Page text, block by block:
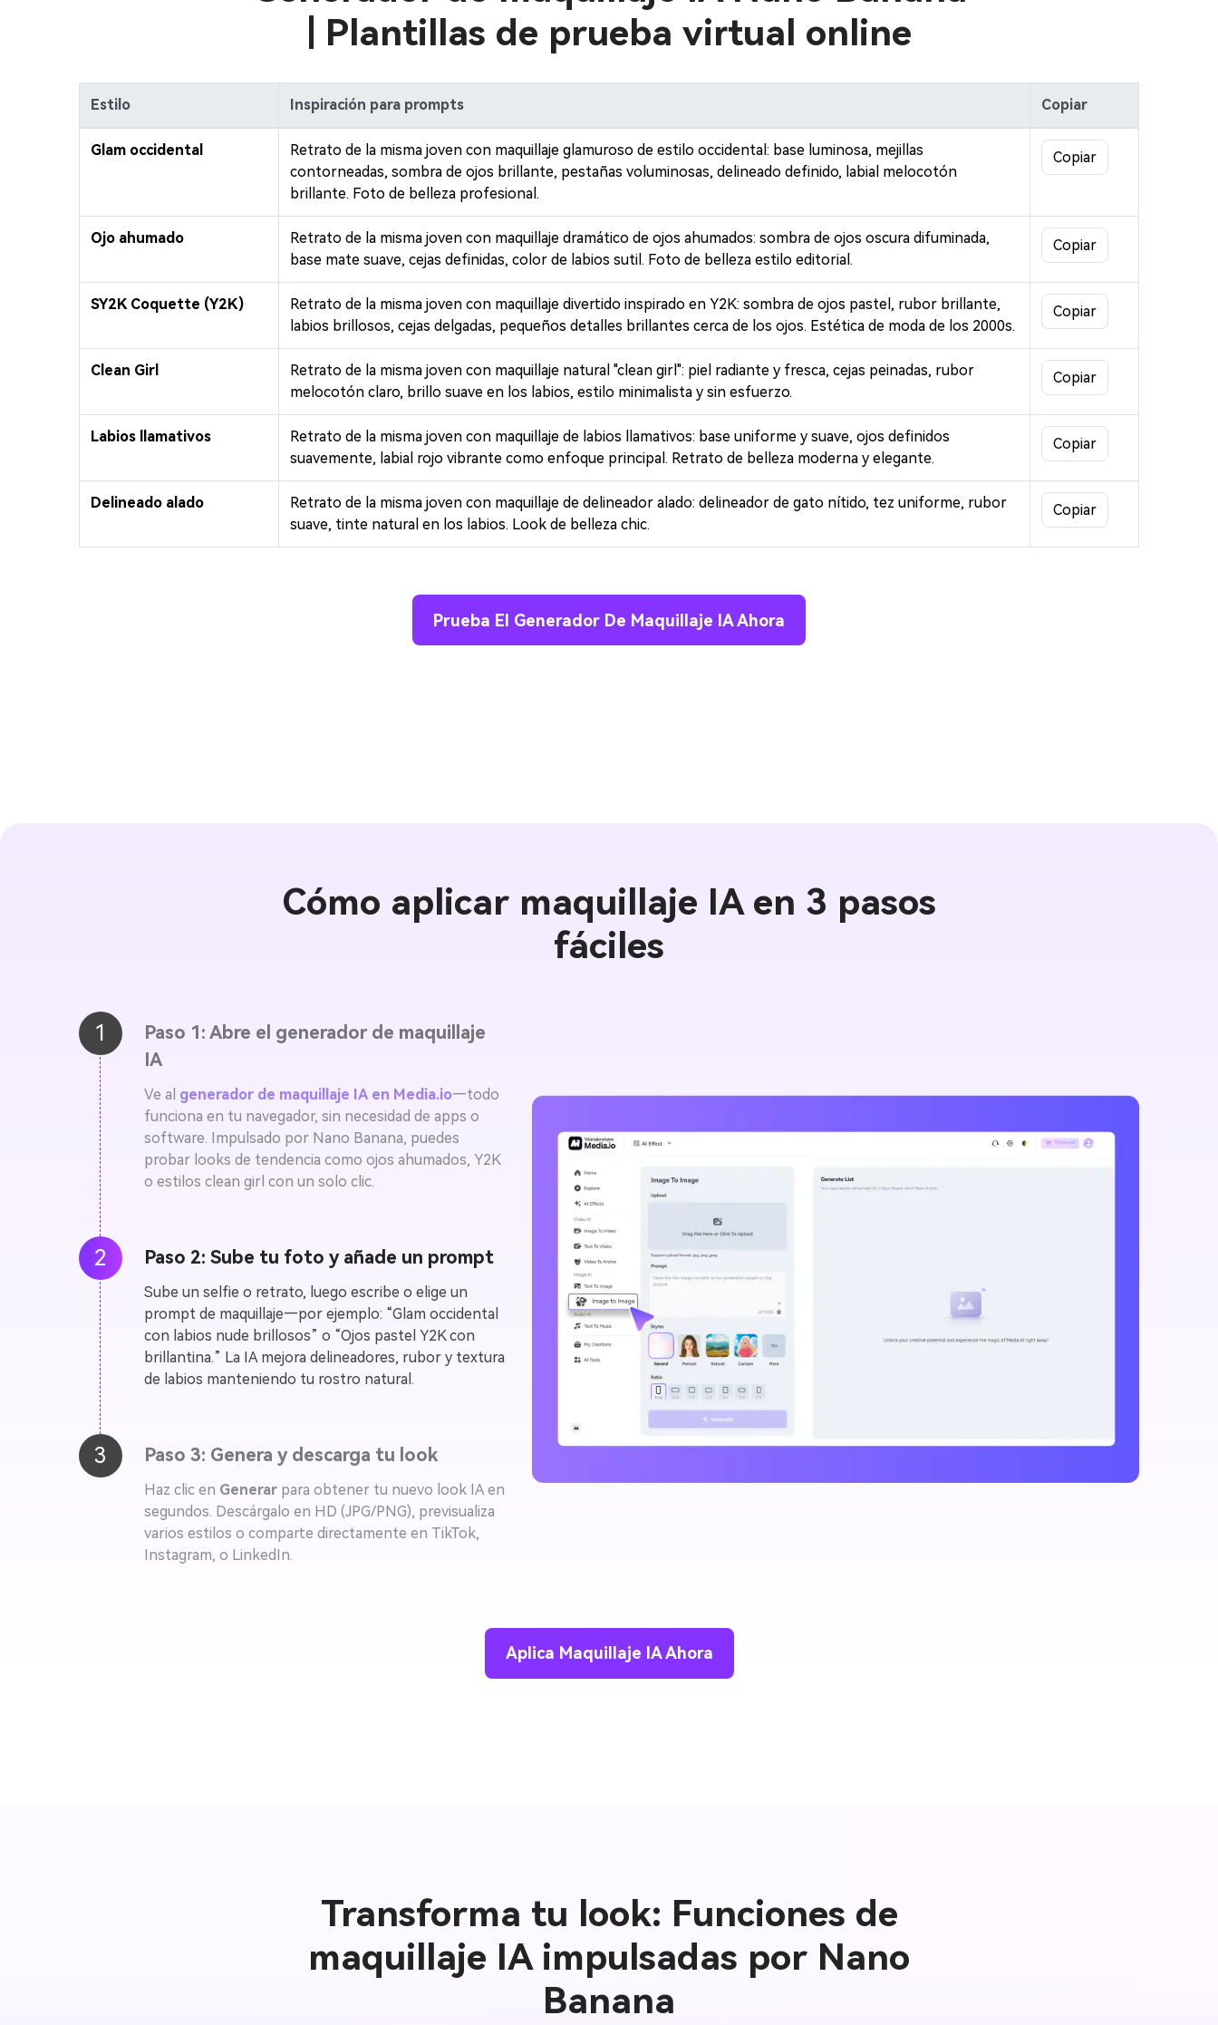
| Plantillas de prueba virtual online
Estilo Inspiración para prompts Copiar
Glam occidental
Retrato de la misma joven con maquillaje glamuroso de estilo occidental: base luminosa, mejillas
contorneadas, sombra de ojos brillante, pestañas voluminosas, delineado definido, labial melocotón
brillante. Foto de belleza profesional.
Copiar
Ojo ahumado
Retrato de la misma joven con maquillaje dramático de ojos ahumados: sombra de ojos oscura difuminada,
base mate suave, cejas definidas, color de labios sutil. Foto de belleza estilo editorial.
Copiar
SY2K Coquette (Y2K)
Retrato de la misma joven con maquillaje divertido inspirado en Y2K: sombra de ojos pastel, rubor brillante,
labios brillosos, cejas delgadas, pequeños detalles brillantes cerca de los ojos. Estética de moda de los 2000s.
Copiar
Clean Girl
Retrato de la misma joven con maquillaje natural "clean girl": piel radiante y fresca, cejas peinadas, rubor
melocotón claro, brillo suave en los labios, estilo minimalista y sin esfuerzo.
Copiar
Labios llamativos
Retrato de la misma joven con maquillaje de labios llamativos: base uniforme y suave, ojos definidos
suavemente, labial rojo vibrante como enfoque principal. Retrato de belleza moderna y elegante.
Copiar
Delineado alado
Retrato de la misma joven con maquillaje de delineador alado: delineador de gato nítido, tez uniforme, rubor
suave, tinte natural en los labios. Look de belleza chic.
Copiar
Prueba El Generador De Maquillaje IA Ahora
Cómo aplicar maquillaje IA en 3 pasos
fáciles
1
Paso 1: Abre el generador de maquillaje
IA
Ve al generador de maquillaje IA en Media.io—todo
funciona en tu navegador, sin necesidad de apps o
software. Impulsado por Nano Banana, puedes
probar looks de tendencia como ojos ahumados, Y2K
o estilos clean girl con un solo clic.
2 Paso 2: Sube tu foto y añade un prompt
Sube un selfie o retrato, luego escribe o elige un
prompt de maquillaje—por ejemplo: “Glam occidental
con labios nude brillosos” o “Ojos pastel Y2K con
brillantina.” La IA mejora delineadores, rubor y textura
de labios manteniendo tu rostro natural.
3 Paso 3: Genera y descarga tu look
Haz clic en Generar para obtener tu nuevo look IA en
segundos. Descárgalo en HD (JPG/PNG), previsualiza
varios estilos o comparte directamente en TikTok,
Instagram, o LinkedIn.
Aplica Maquillaje IA Ahora
Transforma tu look: Funciones de
maquillaje IA impulsadas por Nano
Banana